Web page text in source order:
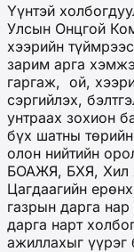
Үүнтэй
Улсын Онцгой
хээрийн
зарим арга
гаргаж, ой,
сэргийлэх,
унтраах зохион
бүх шатны
олон нийтийн
БОАЖЯ, БХЯ, Хил
Цагдаагийн
газрын дарга
дарга нарт
ажиллахыг үүрэг